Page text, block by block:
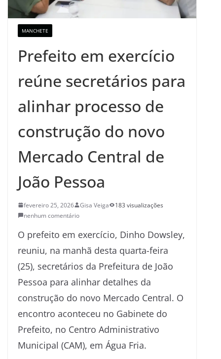
MANCHETE
Prefeito em exercício
reúne secretários para
alinhar processo de
construção do novo
Mercado Central de
João Pessoa
fevereiro 25, 2026 Gisa Veiga
183 visualizações
nenhum comentário
O prefeito em exercício, Dinho Dowsley,
reuniu, na manhã desta quarta-feira
(25), secretários da Prefeitura de João
Pessoa para alinhar detalhes da
construção do novo Mercado Central. O
encontro aconteceu no Gabinete do
Prefeito, no Centro Administrativo
Municipal (CAM), em Água Fria.